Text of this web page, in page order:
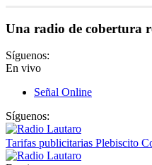
Una radio de cobertura
Síguenos:
En vivo
Señal Online
Síguenos:
Tarifas publicitarias Plebiscito